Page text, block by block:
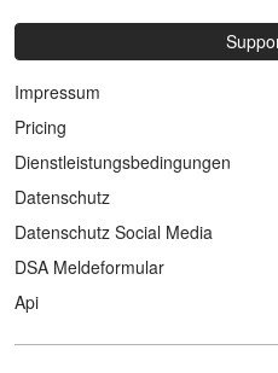
Impressum
Pricing
Dienstleistungsbedingungen
Datenschutz
Datenschutz Social Media
DSA Meldeformular
Api